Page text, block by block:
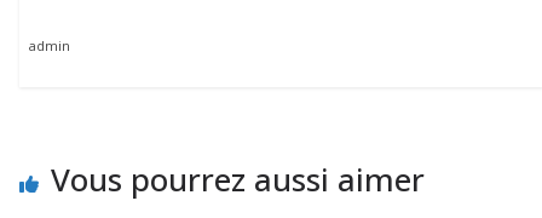
admin
Vous pourrez aussi aimer